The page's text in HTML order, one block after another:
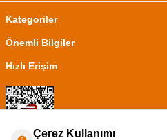
Kategoriler
Önemli Bilgiler
Hızlı Erişim
Çerez Kullanımı